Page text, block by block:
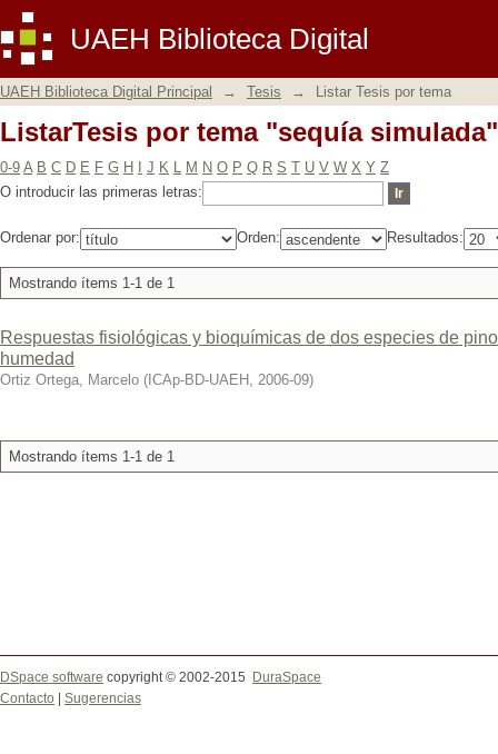
UAEH Biblioteca Digital
ListarTesis por tema "sequía simulada"
UAEH Biblioteca Digital Principal → Tesis → Listar Tesis por tema
ListarTesis por tema "sequía simulada"
0-9 A B C D E F G H J K L M N O P Q R S T U V W X Y Z
O introducir las primeras letras:
Ordenar por: Orden: Resultados:
Mostrando ítems 1-1 de 1
Respuestas fisiológicas y bioquímicas de dos especies de
humedad
Ortiz Ortega, Marcelo ( ICAp-BD-UAEH , 2006-09)
Mostrando ítems 1-1 de 1
DSpace software copyright © 2002-2015
DuraSpace
Contacto
Sugerencias